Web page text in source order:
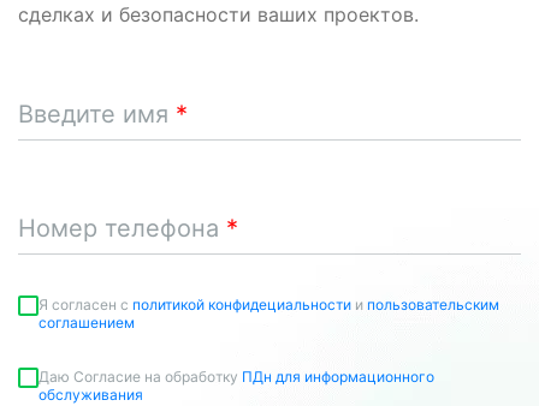
сделках и безопасности ваших проектов.
Введите имя
Номер телефона
Я согласен c политикой конфидециальности и пользовательским
соглашением
Даю Согласие на обработку ПДн для информационного
обслуживания